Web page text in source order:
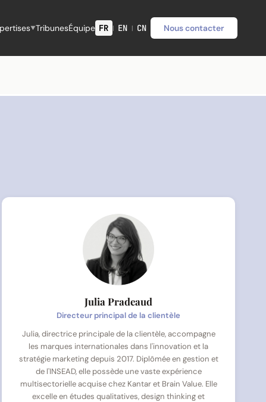
▼TribunesÉquipe FR | EN | CN Nous contacter
Julia Pradeaud
Directeur principal de la clientèle
Julia, directrice principale de la clientèle, accompagne
les marques internationales dans l'innovation et la
stratégie marketing depuis 2017. Diplômée en gestion et
de l'INSEAD, elle possède une vaste expérience
multisectorielle acquise chez Kantar et Brain Value. Elle
excelle en études qualitatives, design thinking et